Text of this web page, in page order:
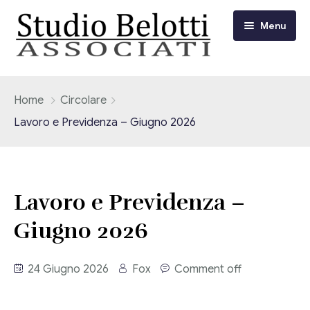
Menu
I nostri servizi
Contabilità
Adempimenti Dichiarativi e Fiscali
Circolari Flash
Eventi
Corsi FAD
Home
Circolare
Lavoro e Previdenza – Giugno 2026
Lavoro e Previdenza –
Giugno 2026
24 Giugno 2026 Fox Comment off